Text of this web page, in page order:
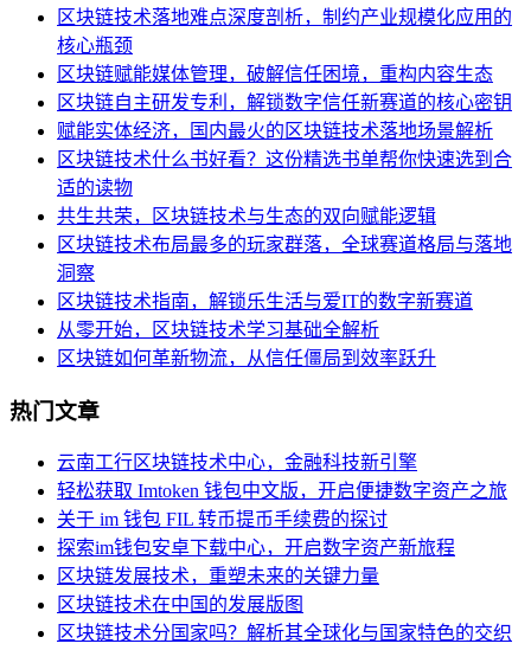
区块链技术落地难点深度剖析，制约产业规模化应用的
核心瓶颈
区块链赋能媒体管理，破解信任困境，重构内容生态
区块链自主研发专利，解锁数字信任新赛道的核心密钥
赋能实体经济，国内最火的区块链技术落地场景解析
区块链技术什么书好看？这份精选书单帮你快速选到合
适的读物
共生共荣，区块链技术与生态的双向赋能逻辑
区块链技术布局最多的玩家群落，全球赛道格局与落地
洞察
区块链技术指南，解锁乐生活与爱IT的数字新赛道
从零开始，区块链技术学习基础全解析
区块链如何革新物流，从信任僵局到效率跃升
热门文章
云南工行区块链技术中心，金融科技新引擎
轻松获取 Imtoken 钱包中文版，开启便捷数字资产之旅
关于 im 钱包 FIL 转币提币手续费的探讨
探索im钱包安卓下载中心，开启数字资产新旅程
区块链发展技术，重塑未来的关键力量
区块链技术在中国的发展版图
区块链技术分国家吗？解析其全球化与国家特色的交织